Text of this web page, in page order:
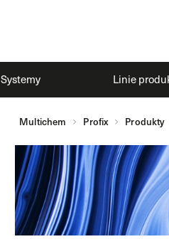
Systemy Linie
Multichem Profix Produkty